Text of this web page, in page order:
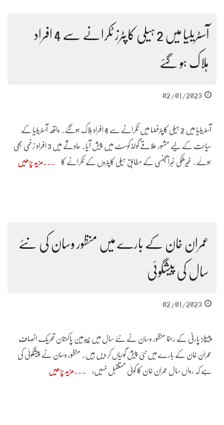
آسٹریلیا میں 2 ہیلی کاپٹرز ٹکرانے سے 4 افراد
ہلاک ہو گئے
02/01/2023
آسٹریلیا میں 2 ہیلی کاپٹرفضا میں ٹکرانے سے 4 افراد ہلاک ہوگئے۔ واقعہ آسٹریلیا کے
سیاحت کے لیے مشہور علاقے گولڈ کوسٹ میں پیش آیا۔ حادثے میں 3 افراد زخمی بھی
ہوئے۔ غیرملکی خبرایجنسی کے مطابق ہیلی کاپٹروں کے ٹکرانے کا مزید پڑھیں
عمران خان کے بارے میں منظور وسان کی نئے
سال کی پیشگوئی
02/01/2023
پیپلز پارٹی کے رہنما منظور وسان نے نئے سال میں چیئرمین پاکستان تحریک انصاف
عمران خان کے بارے میں نئی پیش گوئیاں کر دیں ہیں۔ منظور وسان نے پیشگوئی کی
ہے کہ رواں سال عمران خان کا کوئی مستقبل نہیں، مزید پڑھیں